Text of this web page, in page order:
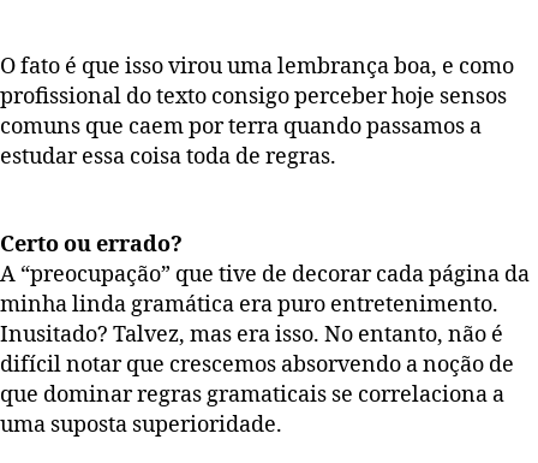
O fato é que isso virou uma lembrança boa, e como
profissional do texto consigo perceber hoje sensos
comuns que caem por terra quando passamos a
estudar essa coisa toda de regras.
Certo ou errado?
A “preocupação” que tive de decorar cada página da
minha linda gramática era puro entretenimento.
Inusitado? Talvez, mas era isso. No entanto, não é
difícil notar que crescemos absorvendo a noção de
que dominar regras gramaticais se correlaciona a
uma suposta superioridade.